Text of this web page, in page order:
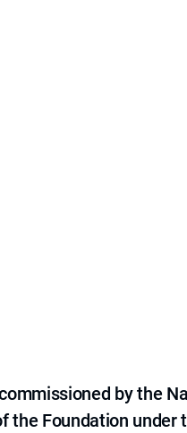
by the
the Foundation under